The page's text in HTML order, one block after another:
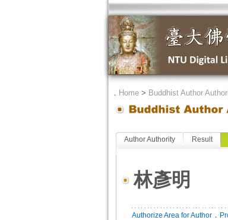
． Home> Buddhist Author
Author Authority Result
林彥明
Authorize Area for Author．